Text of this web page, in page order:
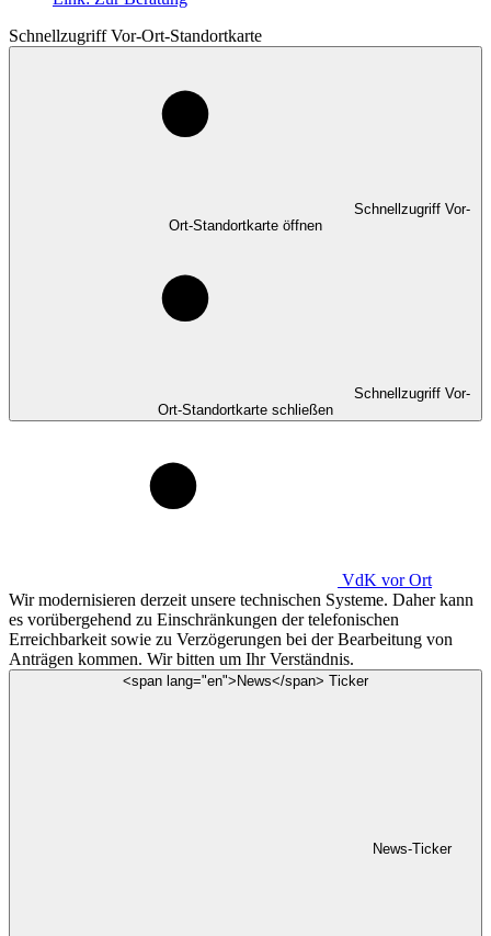
Schnellzugriff Vor-Ort-Standortkarte
Schnellzugriff Vor-
Ort-Standortkarte öffnen
Schnellzugriff Vor-
Ort-Standortkarte schließen
VdK vor Ort
Wir modernisieren derzeit unsere technischen Systeme. Daher kann
es vorübergehend zu Einschränkungen der telefonischen
Erreichbarkeit sowie zu Verzögerungen bei der Bearbeitung von
Anträgen kommen. Wir bitten um Ihr Verständnis.
<span lang="en">News</span> Ticker
News-Ticker